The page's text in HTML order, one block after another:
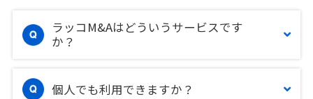
ラッコM&Aはどういうサービスです
か？
個人でも利用できますか？